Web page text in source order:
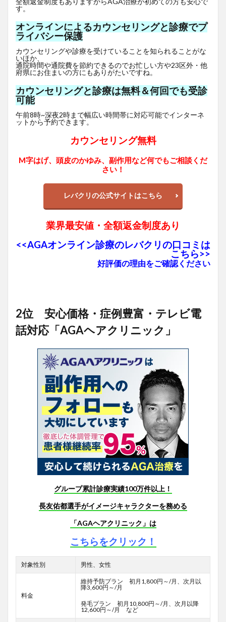
す。
オンラインによるカウンセリングと診療でプ
ライバシー保護
カウンセリングや診療を受けていることを知られることがな
いほか、
通院時間や通院費を節約できるのでお忙しい方や23区外・他
府県にお住まいの方にもありがたいですね。
カウンセリングと診療は無料＆何回でも受診
可能
午前8時~深夜2時まで幅広い時間帯に対応可能でインターネ
ットから予約できます。
カウンセリング無料
M字はげ、頭皮のかゆみ、副作用など何でもご相談くだ
さい！
レバクリの公式サイトはこちら
業界最安値・全額返金制度あり
<<AGAオンライン診療のレバクリの口コミは
こちら>>
好評価の理由をご確認ください
2位 安心価格・症例豊富・テレビ電
話対応「AGAヘアクリニック」
グループ累計診療実績100万件以上！
長友佑都選手がイメージキャラクターを務める
「AGAヘアクリニック」は
こちらをクリック！
対象性別 男性、女性
料金
維持予防プラン 初月1,800円～/月、次月以
降3,600円～/月
発毛プラン 初月10,800円～/月、次月以降
12,600円～/月 など